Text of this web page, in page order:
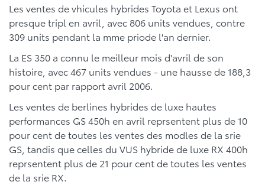
Les ventes de vhicules hybrides Toyota et Lexus ont
presque tripl en avril, avec 806 units vendues, contre
309 units pendant la mme priode l'an dernier.
La ES 350 a connu le meilleur mois d'avril de son
histoire, avec 467 units vendues - une hausse de 188,3
pour cent par rapport avril 2006.
Les ventes de berlines hybrides de luxe hautes
performances GS 450h en avril reprsentent plus de 10
pour cent de toutes les ventes des modles de la srie
GS, tandis que celles du VUS hybride de luxe RX 400h
reprsentent plus de 21 pour cent de toutes les ventes
de la srie RX.